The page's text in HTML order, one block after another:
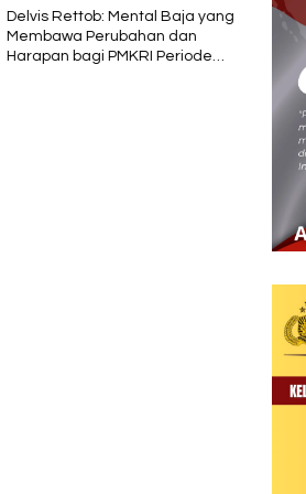
PT Sokoria Geothermal
Indonesia Perkuat Kolaborasi
dengan Masyarakat di